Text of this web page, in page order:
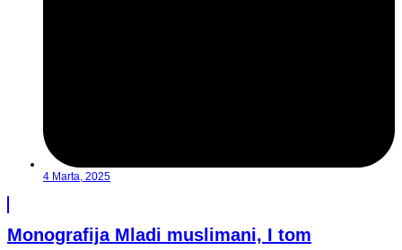
4 Marta, 2025
Monografija Mladi muslimani, I tom